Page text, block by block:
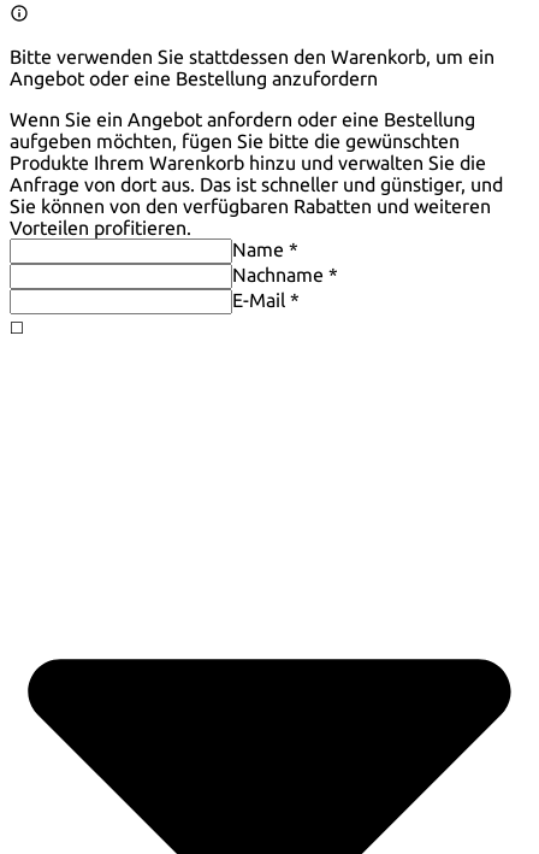
Bitte verwenden Sie stattdessen den Warenkorb, um ein
Angebot oder eine Bestellung anzufordern
Wenn Sie ein Angebot anfordern oder eine Bestellung
aufgeben möchten, fügen Sie bitte die gewünschten
Produkte Ihrem Warenkorb hinzu und verwalten Sie die
Anfrage von dort aus. Das ist schneller und günstiger, und
Sie können von den verfügbaren Rabatten und weiteren
Vorteilen profitieren.
Name *
Nachname *
E-Mail *
◻️